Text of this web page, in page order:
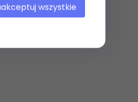
wszystkie